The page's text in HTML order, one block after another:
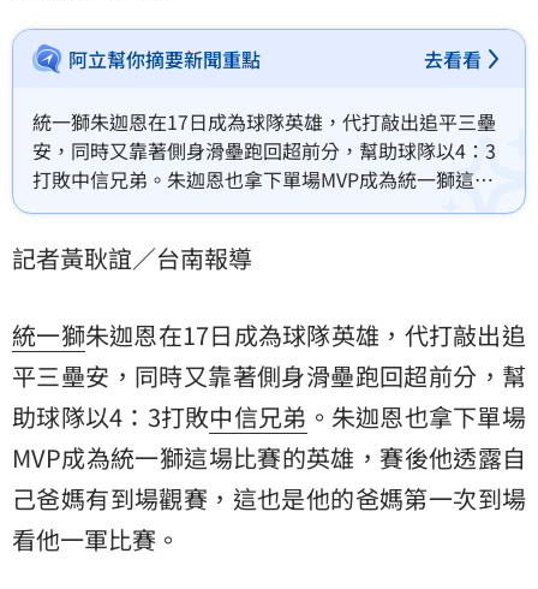
阿立幫你摘要新聞重點 去看看
統一獅朱迦恩在17日成為球隊英雄，代打敲出追平三壘
安，同時又靠著側身滑壘跑回超前分，幫助球隊以4：3
打敗中信兄弟。朱迦恩也拿下單場MVP成為統一獅這場
比賽的英雄，賽後他透露自己爸媽有到場觀賽，這也是
記者黃耿誼／台南報導
統一獅朱迦恩在17日成為球隊英雄，代打敲出追
平三壘安，同時又靠著側身滑壘跑回超前分，幫
助球隊以4：3打敗中信兄弟 。朱迦恩也拿下單場
MVP成為統一獅這場比賽的英雄，賽後他透露自
己爸媽有到場觀賽，這也是他的爸媽第一次到場
看他一軍比賽。